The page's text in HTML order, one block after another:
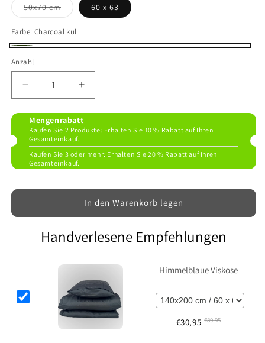
50x70 cmVariante ausverkauft oder nicht verfügbar
60 x 63
Farbe: Charcoal kul
Anzahl
Verringere die Menge für Himmelblaue Viskose
Erhöhe die Menge für Himmelblaue
Mengenrabatt
Kaufen Sie 2 Produkte: Erhalten Sie 10 % Rabatt auf Ihren
Gesamteinkauf.
Kaufen Sie 3 oder mehr: Erhalten Sie 20 % Rabatt auf Ihren
Gesamteinkauf.
In den Warenkorb legen
Handverlesene Empfehlungen
Himmelblaue Viskose
€30,95 €89,95